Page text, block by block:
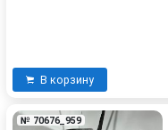
В корзину
№ 70676_959